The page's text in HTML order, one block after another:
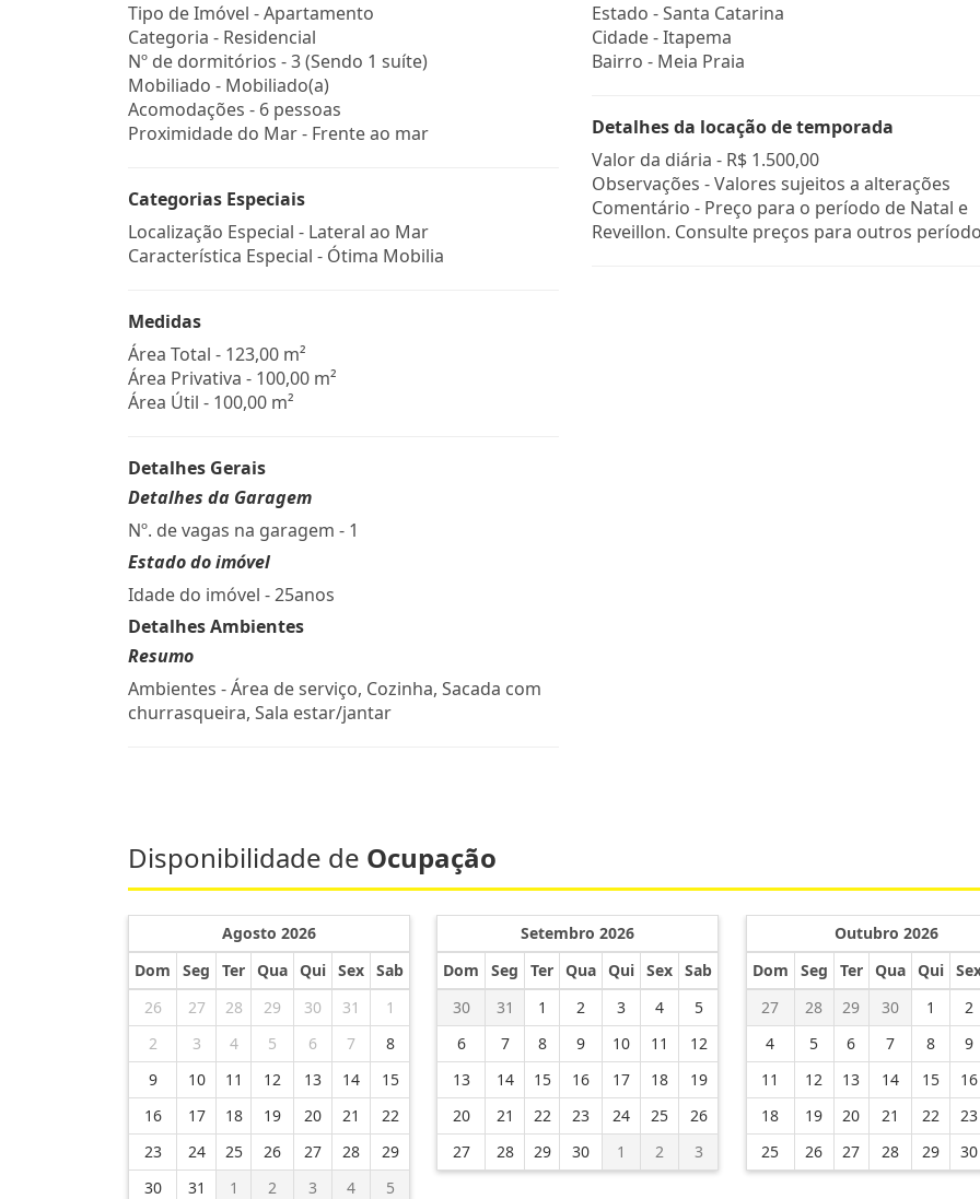
Tipo de Imóvel - Apartamento
Categoria - Residencial
Nº de dormitórios - 3 (Sendo 1 suíte)
Mobiliado - Mobiliado(a)
Acomodações - 6 pessoas
Proximidade do Mar - Frente ao mar
Categorias Especiais
Localização Especial - Lateral ao Mar
Característica Especial - Ótima Mobilia
Medidas
Área Total - 123,00 m²
Área Privativa - 100,00 m²
Área Útil - 100,00 m²
Detalhes Gerais
Detalhes da Garagem
Nº. de vagas na garagem - 1
Estado do imóvel
Idade do imóvel - 25anos
Detalhes Ambientes
Resumo
Ambientes - Área de serviço, Cozinha, Sacada com
churrasqueira, Sala estar/jantar
Estado -Santa Catarina
Cidade -Itapema
Bairro - Meia Praia
Detalhes da locação de temporada
Valor da diária - R$ 1.500,00
Observações - Valores sujeitos a alterações
Comentário - Preço para o período de Natal e
Reveillon. Consulte preços para outros
Disponibilidade de Ocupação
Agosto 2026
Dom
Seg Ter Qua Qui Sex Sab
26
27 28 29 30 31
1
2
3 4 5 6 7
8
9
10 11 12 13 14
15
16
17 18 19 20 21
22
23
24 25 26 27 28
29
30
31 1 2 3 4 5
Setembro 2026
Dom
Seg Ter Qua Qui Sex
Sab
30
31 1 2 3 4
5
6
7 8 9 10 11
12
13
14 15 16 17 18
19
20
21 22 23 24 25
26
27
28 29 30 1 2 3
Outubro 2026
Dom
Seg Ter Qua Qui
27
28 29 30 1
2
4
5 6 7 8
9
11
12 13 14 15
16
18
19 20 21 22
23
25
26 27 28 29 30